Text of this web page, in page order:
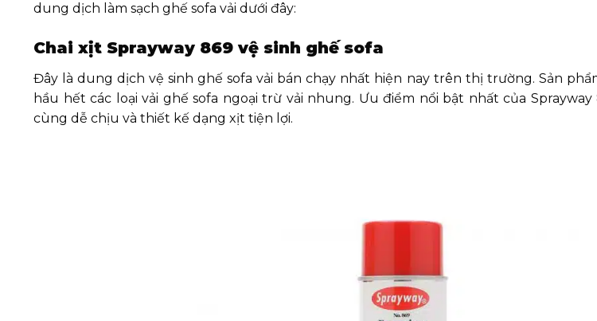
dung dịch làm sạch ghế sofa vải dưới đây:
Chai xịt Sprayway 869 vệ sinh ghế sofa
Đây là dung dịch vệ sinh ghế sofa vải bán chạy nhất hiện nay trên thị trường. Sản
hầu hết các loại vải ghế sofa ngoại trừ vải nhung. Ưu điểm nổi bật nhất của
cùng dễ chịu và thiết kế dạng xịt tiện lợi.